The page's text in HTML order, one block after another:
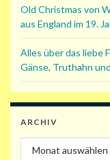
Old Christmas von
aus England im 19.
Alles über das liebe
Gänse, Truthahn
ARCHIV
Archiv